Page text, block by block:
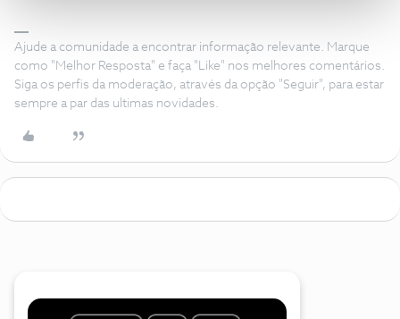
Ajude a comunidade a encontrar informação relevante. Marque
como "Melhor Resposta" e faça "Like" nos melhores comentários.
Siga os perfis da moderação, através da opção "Seguir", para estar
sempre a par das ultimas novidades.